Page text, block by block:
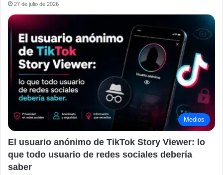
27 de julio de 2026
Medios
El usuario anónimo de TikTok Story Viewer: lo
que todo usuario de redes sociales debería
saber